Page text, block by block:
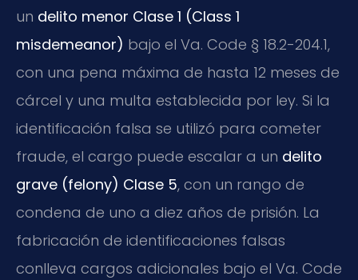
un delito menor Clase 1 (Class 1
misdemeanor) bajo el Va. Code § 18.2-204.1,
con una pena máxima de hasta 12 meses de
cárcel y una multa establecida por ley. Si la
identificación falsa se utilizó para cometer
fraude, el cargo puede escalar a un delito
grave (felony) Clase 5, con un rango de
condena de uno a diez años de prisión. La
fabricación de identificaciones falsas
conlleva cargos adicionales bajo el Va. Code